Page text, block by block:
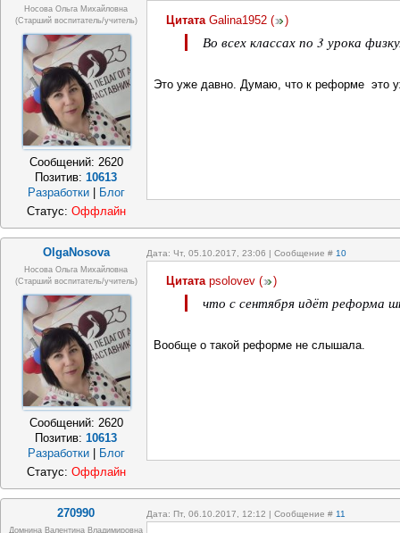
Носова Ольга Михайловна
(старший воспитатель/учитель)
Сообщений: 2620
Позитив:10613
Разработки
Блог
Цитата Galina1952 ( )
Во всех классах по 3 урока
Это уже давно. Думаю, что к реформе это
Статус: Оффлайн
OlgaNosova Дата: Чт, 05.10.2017, 23:06 | Сообщение # 10
Носова Ольга Михайловна
(старший воспитатель/учитель)
Сообщений: 2620
Позитив:10613
Разработки
Блог
Цитата psolovev ( )
что с сентября идёт реформа
Вообще о такой реформе не слышала.
Статус: Оффлайн
270990 Дата: Пт, 06.10.2017, 12:12 | Сообщение # 11
Домнина Валентина Владимировна